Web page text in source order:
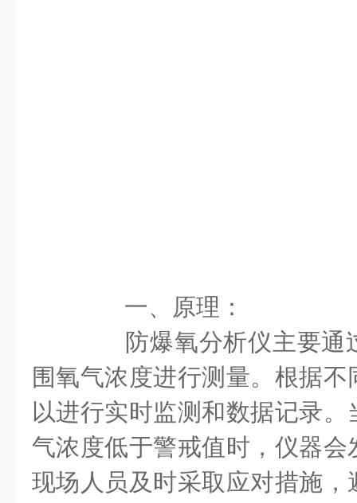
一、原理：
防爆氧分析仪主要通
围氧气浓度进行测量。根据
以进行实时监测和数据记录
气浓度低于警戒值时，仪器
现场人员及时采取应对措施